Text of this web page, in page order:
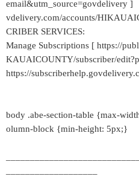
email&utm_source=govdelivery
vdelivery.com/accounts/
CRIBER SERVICES:
Manage Subscriptions [ https://
KAUAICOUNTY/subscriber/
https://
body .abe-section-table {max-
olumn-block {min-height: 5px;}